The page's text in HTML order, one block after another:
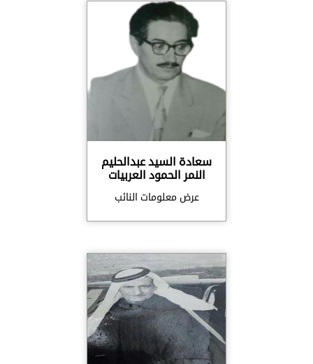
سعادة السيد عبدالحليم
النمر الحمود العربيات
عرض معلومات النائب